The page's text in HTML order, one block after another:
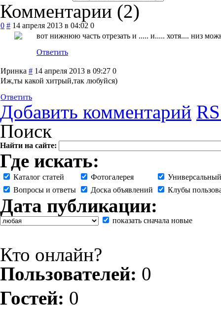
Комментарии (2)
0 # 14 апреля 2013 в 04:02 0
вот нижнюю часть отрезать и ..... и..... хотя.... низ
Ответить
Иринка # 14 апреля 2013 в 09:27 0
Иж,ты какой хитрый,так любуйся)
Ответить
Добавить комментарий
Поиск
Найти на сайте:
Где искать:
Каталог статей Фотогалерея
Вопросы и ответы
Доска объявлений Клубы
Дата публикации:
показать сначала новые
Кто онлайн?
Пользователей: 0
Гостей: 0